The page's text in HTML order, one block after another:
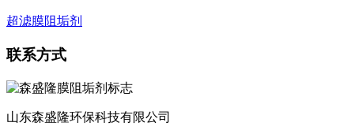
超滤膜阻垢剂
联系方式
山东森盛隆环保科技有限公司